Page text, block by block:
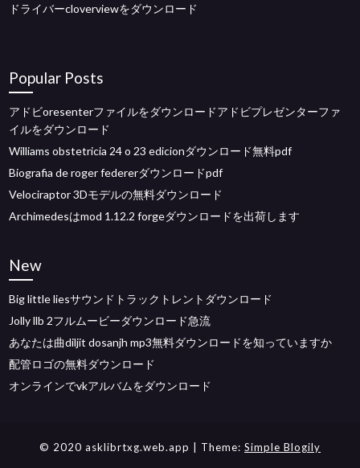
ドライバーcloverviewをダウンロード
Popular Posts
アドビoresenterファイルをダウンロードアドビプレゼンターファ
イルをダウンロード
Williams obstetricia 24 o 23 edicionダウンロード無料pdf
Biografia de roger federerダウンロードpdf
Velociraptor 3Dモデルの無料ダウンロード
Archimedesはmod 1.12.2 forgeダウンロードを出荷します
New
Big little liesサウンドトラックトレントダウンロード
Jolly llb 2フルムービーダウンロード急流
あなたは曲diljit dosanjh mp3無料ダウンロードを知っていますか
配管ロゴの無料ダウンロード
オンラインでvkアルバムをダウンロード
© 2020 asklibrtxg.web.app | Theme: Simple Blogily